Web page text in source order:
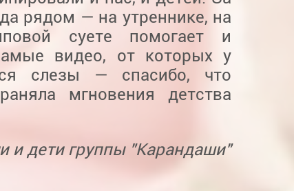
рядом — на утреннике, на
суете помогает и
видео, от которых у
слезы — спасибо, что
мгновения детства
и дети группы "Карандаши"